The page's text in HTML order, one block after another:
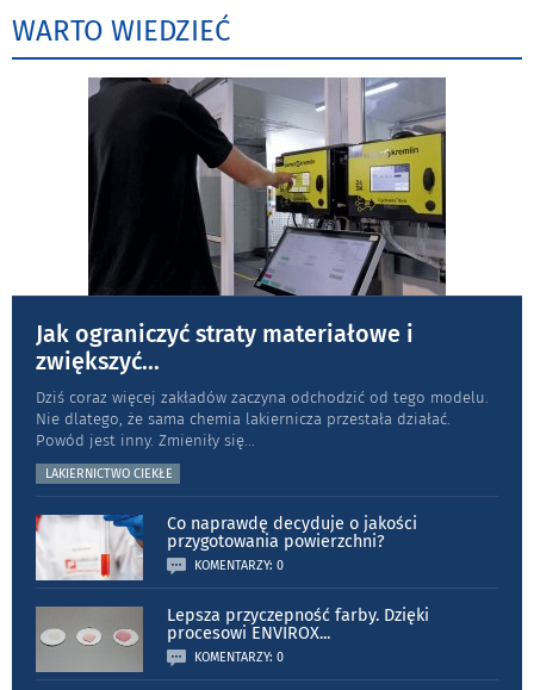
WARTO WIEDZIEĆ
Jak ograniczyć straty materiałowe i
zwiększyć...
Dziś coraz więcej zakładów zaczyna odchodzić od tego modelu.
Nie dlatego, że sama chemia lakiernicza przestała działać.
Powód jest inny. Zmieniły się...
LAKIERNICTWO CIEKŁE
Co naprawdę decyduje o jakości
przygotowania powierzchni?
KOMENTARZY: 0
Lepsza przyczepność farby. Dzięki
procesowi ENVIROX...
KOMENTARZY: 0